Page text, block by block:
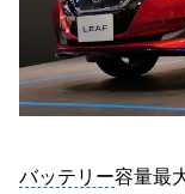
バッテリー容量最